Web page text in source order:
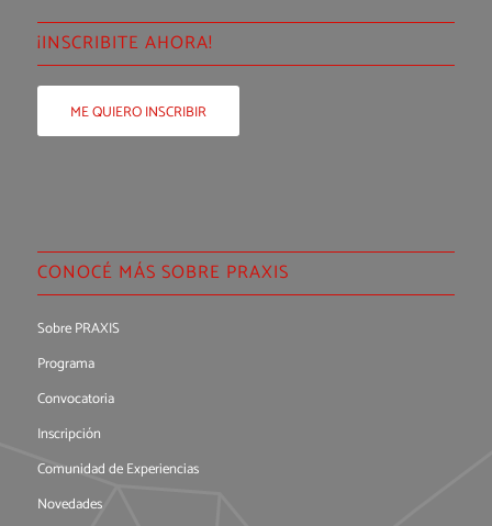
¡INSCRIBITE AHORA!
ME QUIERO INSCRIBIR
CONOCÉ MÁS SOBRE PRAXIS
Sobre PRAXIS
Programa
Convocatoria
Inscripción
Comunidad de Experiencias
Novedades